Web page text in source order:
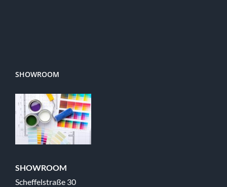
SHOWROOM
SHOWROOM
Scheffelstraße 30